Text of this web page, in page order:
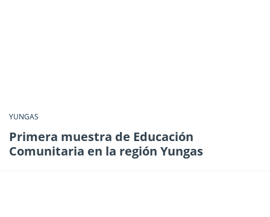
YUNGAS
Primera muestra de Educación
Comunitaria en la región Yungas